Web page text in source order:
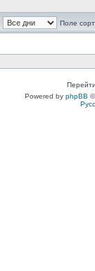
Поле
Powered by phpBB